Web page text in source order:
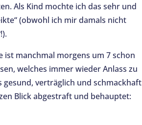
Als Kind mochte ich das sehr und
(obwohl ich mir damals nicht
ist manchmal morgens um 7 schon
welches immer wieder Anlass zu
gesund, verträglich und schmackhaft
Blick abgestraft und behauptet: